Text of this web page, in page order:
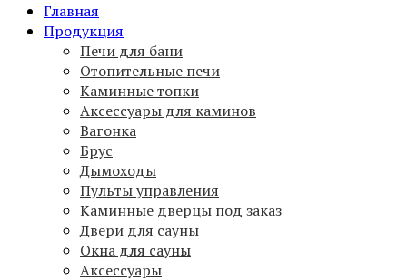
PAL
Печи для бани PAL, вагонка, брус, дымоходы,
аксессуары
Главная
Продукция
Печи для бани
Отопительные печи
Каминные топки
Аксессуары для каминов
Вагонка
Брус
Дымоходы
Пульты управления
Каминные дверцы под заказ
Двери для сауны
Окна для сауны
Аксессуары